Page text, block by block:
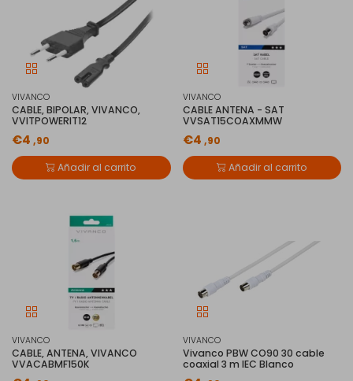
VIVANCO
CABLE, BIPOLAR, VIVANCO,
VVITPOWERIT12
€4 ,90
Añadir al carrito
VIVANCO
CABLE ANTENA - SAT
VVSAT15COAXMMW
€4 ,90
Añadir al carrito
VIVANCO
CABLE, ANTENA, VIVANCO
VVACABMF150K
VIVANCO
Vivanco PBW CO90 30 cable
coaxial 3 m IEC Blanco